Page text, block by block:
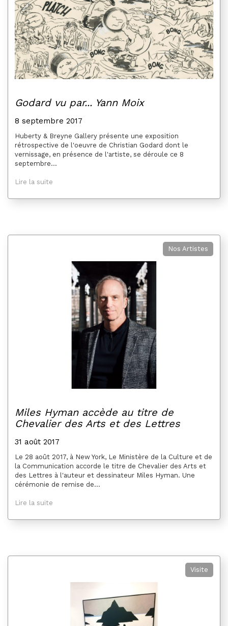
Godard vu par... Yann Moix
8 septembre 2017
Huberty & Breyne Gallery présente une exposition
rétrospective de l'oeuvre de Christian Godard dont le
vernissage, en présence de l'artiste, se déroule ce 8
septembre...
Lire la suite
Nos Artistes
Miles Hyman accède au titre de
Chevalier des Arts et des Lettres
31 août 2017
Le 28 août 2017, à New York, Le Ministère de la Culture et de
la Communication accorde le titre de Chevalier des Arts et
des Lettres à l'auteur et dessinateur Miles Hyman. Une
cérémonie de remise de...
Lire la suite
Visite